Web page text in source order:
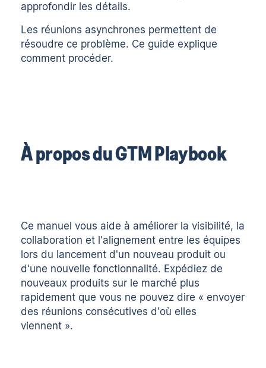
approfondir les détails.
Les réunions asynchrones permettent de
résoudre ce problème. Ce guide explique
comment procéder.
À propos du GTM Playbook
Ce manuel vous aide à améliorer la visibilité, la
collaboration et l'alignement entre les équipes
lors du lancement d'un nouveau produit ou
d'une nouvelle fonctionnalité. Expédiez de
nouveaux produits sur le marché plus
rapidement que vous ne pouvez dire « envoyer
des réunions consécutives d'où elles
viennent ».